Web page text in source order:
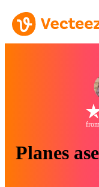
Planes